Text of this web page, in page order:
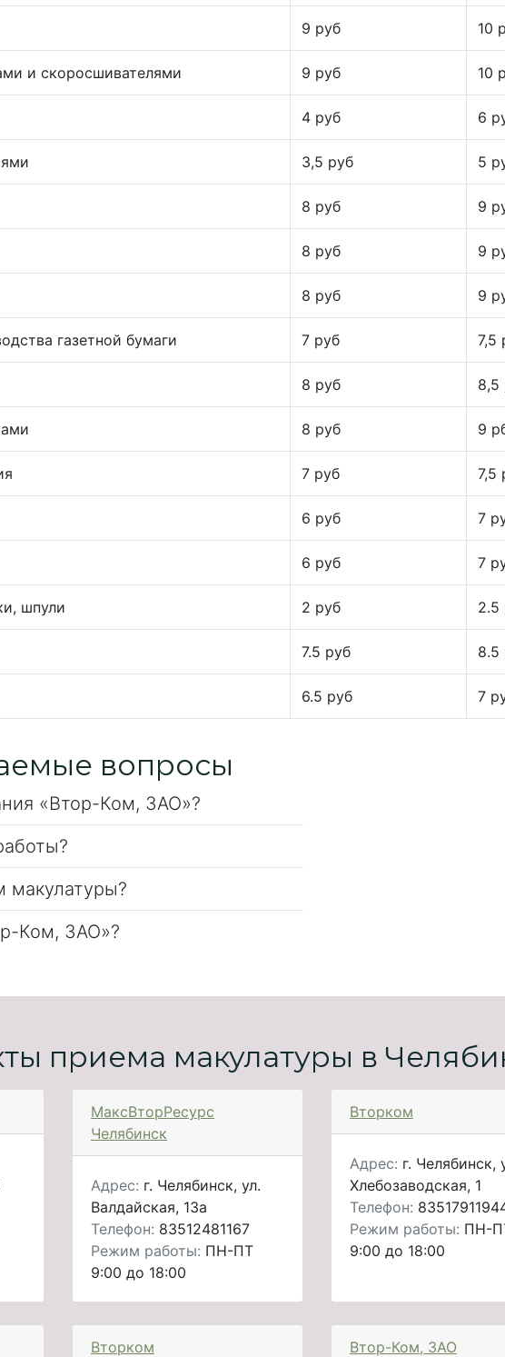
9 руб 10
и скоросшивателями 9 руб 10
4 руб 6
3,5 руб 5
8 руб 9
8 руб 9
8 руб 9
газетной бумаги 7 руб 7,5
8 руб 8,5
8 руб 9
7 руб 7,5
6 руб 7
6 руб 7
шпули 2 руб 2.5
7.5 руб 8.5
6.5 руб 7
вопросы
«Втор-Ком, ЗАО»?
макулатуры?
Ком, ЗАО»?
приема макулатуры в
МаксВторРесурс
Челябинск
Адрес: г. Челябинск, ул.
Валдайская, 13а
Телефон: 83512481167
Режим работы: ПН-ПТ
9:00 до 18:00
Вторком
Адрес: г. Челябинск,
Хлебозаводская, 1
Телефон:
Режим работы: ПН-
9:00 до 18:00
Вторком Втор-Ком, ЗАО